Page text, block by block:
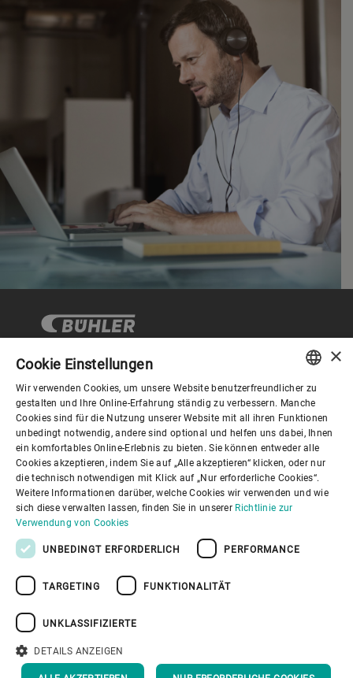
Corporate Governance
Über Bühler
Nützliche Links
Youtube Privacy Policy
NACH OBEN
ENGLISH
SPANISH
GERMAN
FRENCH
PORTUGUESE
×
Cookie Einstellungen
Wir verwenden Cookies, um unsere Website benutzerfreundlicher zu
gestalten und Ihre Online-Erfahrung ständig zu verbessern. Manche
Cookies sind für die Nutzung unserer Website mit all ihren Funktionen
unbedingt notwendig, andere sind optional und helfen uns dabei, Ihnen
ein komfortables Online-Erlebnis zu bieten. Sie können entweder alle
Cookies akzeptieren, indem Sie auf „Alle akzeptieren“ klicken, oder nur
die technisch notwendigen mit Klick auf „Nur erforderliche Cookies“.
Weitere Informationen darüber, welche Cookies wir verwenden und wie
sich diese verwalten lassen, finden Sie in unserer Richtlinie zur
Verwendung von Cookies
UNBEDINGT ERFORDERLICH PERFORMANCE
TARGETING FUNKTIONALITÄT
UNKLASSIFIZIERTE
DETAILS ANZEIGEN